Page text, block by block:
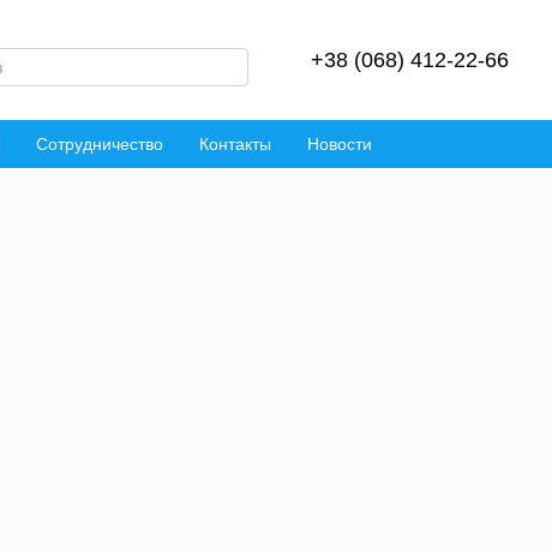
+38 (068) 412-22-66
Сотрудничество Контакты Новости